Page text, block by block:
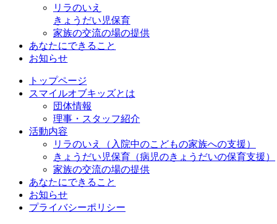
リラのいえ
きょうだい児保育
家族の交流の場の提供
あなたにできること
お知らせ
トップページ
スマイルオブキッズとは
団体情報
理事・スタッフ紹介
活動内容
リラのいえ
（入院中のこどもの家族への支援）
きょうだい児保育 （病児のきょうだいの保育支援）
家族の交流の場の提供
あなたにできること
お知らせ
プライバシーポリシー